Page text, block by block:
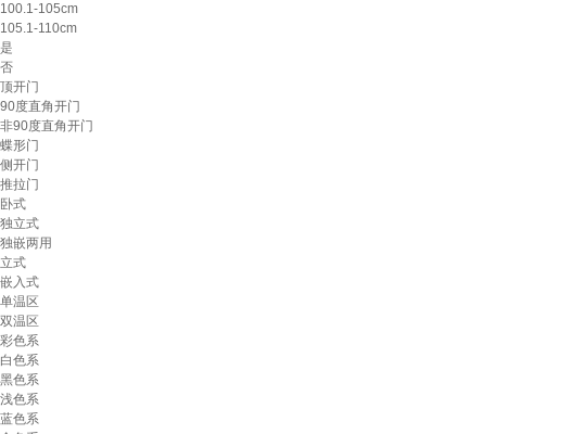
100.1-105cm
105.1-110cm
是
否
顶开门
90度直角开门
非90度直角开门
蝶形门
侧开门
推拉门
卧式
独立式
独嵌两用
立式
嵌入式
单温区
双温区
彩色系
白色系
黑色系
浅色系
蓝色系